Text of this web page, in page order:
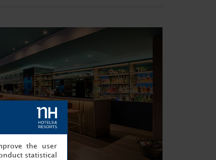
the user
statistical